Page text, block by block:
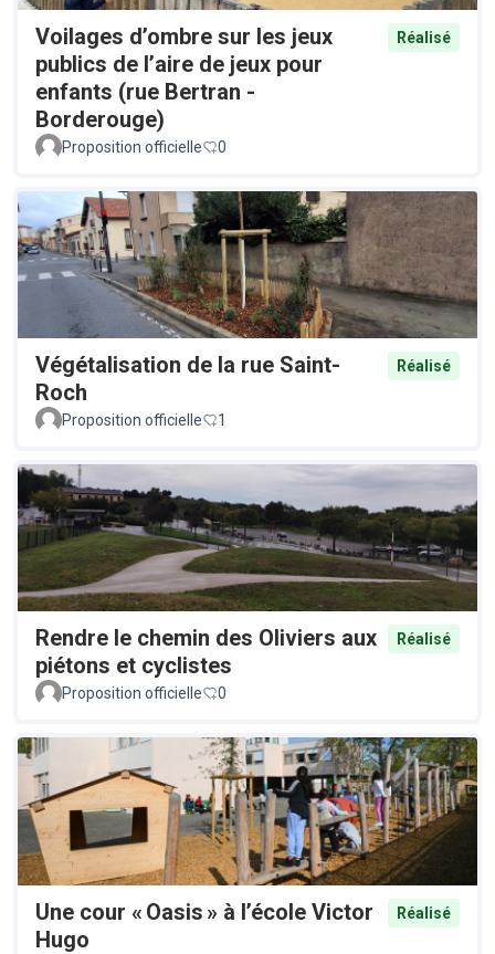
Voilages d’ombre sur les jeux
publics de l’aire de jeux pour
enfants (rue Bertran -
Borderouge)
Réalisé
Proposition officielle 0
Végétalisation de la rue Saint-
Roch
Réalisé
Proposition officielle 1
Rendre le chemin des Oliviers aux
piétons et cyclistes
Réalisé
Proposition officielle 0
Une cour « Oasis » à l’école Victor
Hugo
Réalisé